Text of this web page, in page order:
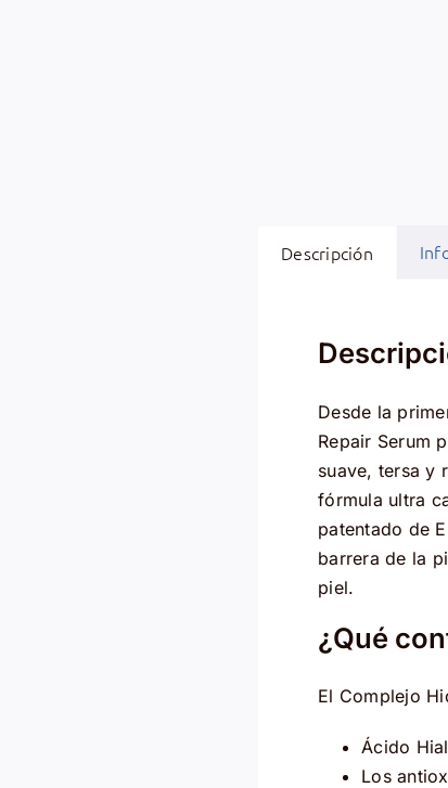
Descripción
Desde la
Repair Serum
suave, tersa y
fórmula ultra
patentado de
barrera de la
piel.
¿Qué
El Complejo
Ácido
Los